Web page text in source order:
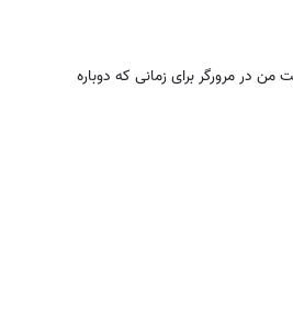
من در مرورگر برای زمانی که دوباره